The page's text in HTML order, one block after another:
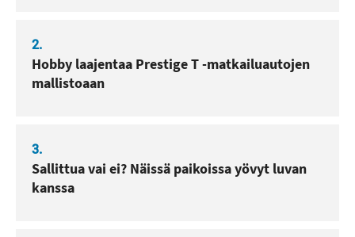
2.
Hobby laajentaa Prestige T -matkailuautojen
mallistoaan
3.
Sallittua vai ei? Näissä paikoissa yövyt luvan
kanssa